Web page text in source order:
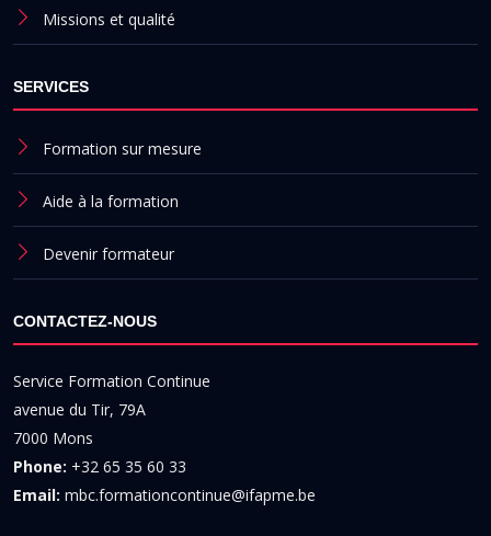
Missions et qualité
SERVICES
Formation sur mesure
Aide à la formation
Devenir formateur
CONTACTEZ-NOUS
Service Formation Continue
avenue du Tir, 79A
7000 Mons
Phone: +32 65 35 60 33
Email: mbc.formationcontinue@ifapme.be